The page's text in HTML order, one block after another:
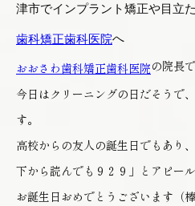
津市でインプラント矯正や目立
歯科矯正歯科医院へ
おおさわ歯科矯正歯科医院の院長で
今日はクリーニングの日だそうで
す。
高校からの友人の誕生日でもあり
下から読んでも９２９」とアピー
お誕生日おめでとうございます（棒